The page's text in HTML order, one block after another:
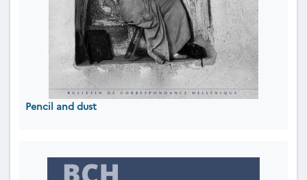
Pencil and dust